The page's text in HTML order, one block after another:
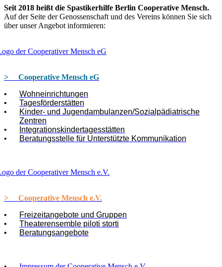
Seit 2018 heißt die Spastikerhilfe Berlin Cooperative Mensch.
Auf der Seite der Genossenschaft und des Vereins können Sie sich
über unser Angebot informieren:
> Cooperative Mensch eG
Wohneinrichtungen
Tagesförderstätten
Kinder- und Jugendambulanzen/Sozial­pädia­trische
Zent­ren
Integrationskindertagesstätten
Beratungsstelle für Unterstützte Kommunikation
> Cooperative Mensch e.V.
Freizeitangebote und Gruppen
Theaterensemble piloti storti
Beratungsangebote